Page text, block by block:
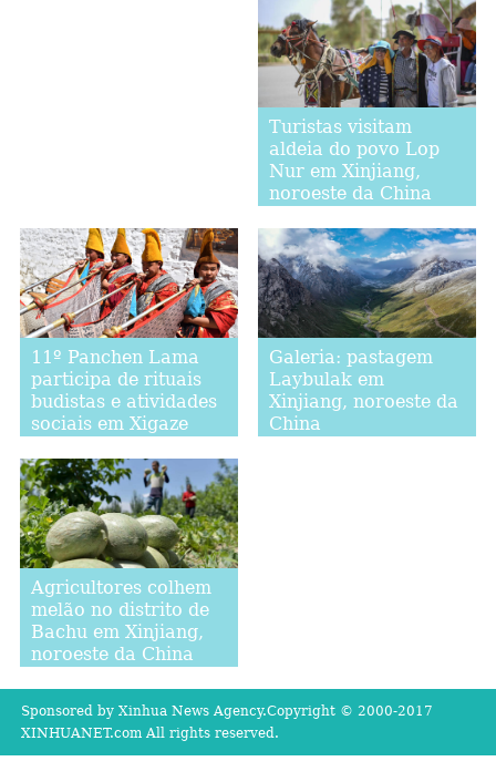
Turistas visitam
aldeia do povo Lop
Nur em Xinjiang,
noroeste da China
11º Panchen Lama
participa de rituais
budistas e atividades
sociais em Xigaze
Galeria: pastagem
Laybulak em
Xinjiang, noroeste da
China
Agricultores colhem
melão no distrito de
Bachu em Xinjiang,
noroeste da China
Sponsored by Xinhua News Agency.Copyright © 2000-2017
XINHUANET.com All rights reserved.